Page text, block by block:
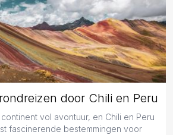
door Chili en Peru
vol avontuur, en Chili en Peru
fascinerende bestemmingen voor